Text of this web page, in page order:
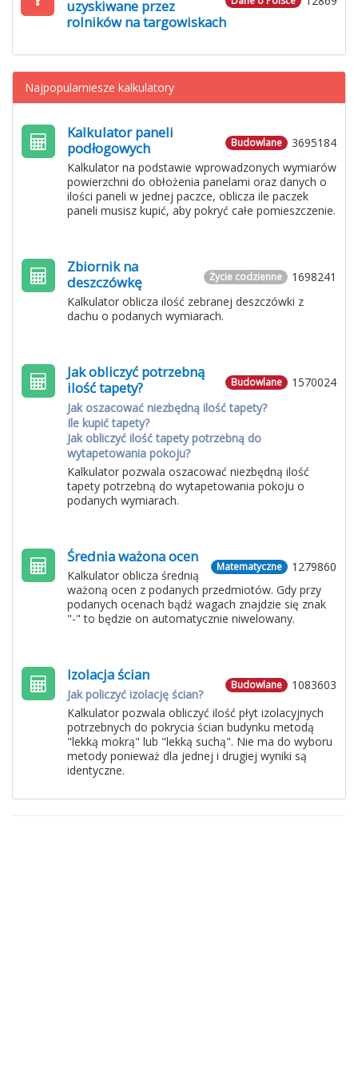
uzyskiwane przez
rolników na targowiskach
Najpopularniesze kalkulatory
3695184
Budowlane
Kalkulator paneli
podłogowych
Kalkulator na podstawie wprowadzonych wymiarów
powierzchni do obłożenia panelami oraz danych o
ilości paneli w jednej paczce, oblicza ile paczek
paneli musisz kupić, aby pokryć całe pomieszczenie.
1698241
Życie codzienne
Zbiornik na
deszczówkę
Kalkulator oblicza ilość zebranej deszczówki z
dachu o podanych wymiarach.
1570024
Budowlane
Jak obliczyć potrzebną
ilość tapety?
Jak oszacować niezbędną ilość tapety?
Ile kupić tapety?
Jak obliczyć ilość tapety potrzebną do
wytapetowania pokoju?
Kalkulator pozwala oszacować niezbędną ilość
tapety potrzebną do wytapetowania pokoju o
podanych wymiarach.
1279860
Matematyczne
Średnia ważona ocen
Kalkulator oblicza średnią
ważoną ocen z podanych przedmiotów. Gdy przy
podanych ocenach bądź wagach znajdzie się znak
"-" to będzie on automatycznie niwelowany.
1083603
Budowlane
Izolacja ścian
Jak policzyć izolację ścian?
Kalkulator pozwala obliczyć ilość płyt izolacyjnych
potrzebnych do pokrycia ścian budynku metodą
"lekką mokrą" lub "lekką suchą". Nie ma do wyboru
metody ponieważ dla jednej i drugiej wyniki są
identyczne.